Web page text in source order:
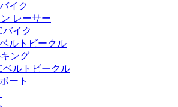
イク
レーサー
バイク
ルトビークル
キング
ベルトビークル
ート